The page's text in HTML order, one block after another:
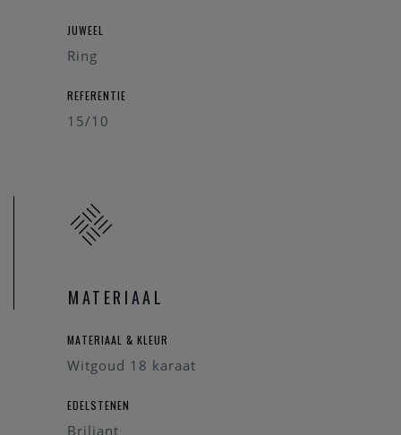
JUWEEL
Ring
REFERENTIE
15/10
MATERIAAL
MATERIAAL & KLEUR
Witgoud 18 karaat
EDELSTENEN
Briljant